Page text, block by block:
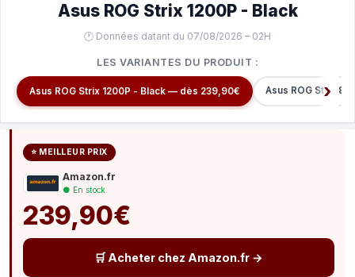
Asus ROG Strix 1200P - Black
🕐 Données datant du 07/08/2026 – 02H
LES VARIANTES DU PRODUIT :
Asus ROG Strix 1200P - Black — dès 239,90€ Asus ROG Strix
⭐ MEILLEUR PRIX
Amazon.fr
● En stock
239,90€
🛒 Acheter chez Amazon.fr →